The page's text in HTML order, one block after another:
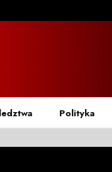
Polityka